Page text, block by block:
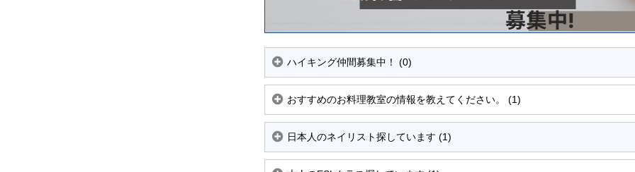
ハイキング仲間募集中！ (0)
おすすめのお料理教室の情報を教えてください。 (1)
日本人のネイリスト探しています (1)